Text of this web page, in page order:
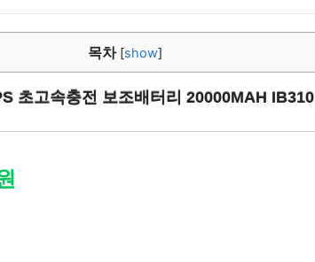
목차 [show]
초고속충전 보조배터리 20000MAH IB310